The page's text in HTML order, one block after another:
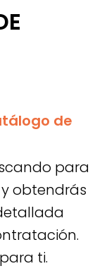
de
para
obtendrás
ti.